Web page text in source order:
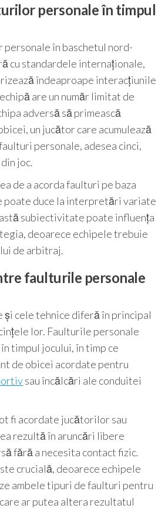
personale în timpul
în baschetul nord-
cu standardele internaționale,
îndeaproape interacțiunile
are un număr limitat de
adversă să primească
un jucător care acumulează
personale, adesea cinci,
joc.
de a acorda faulturi pe baza
poate duce la interpretări variate
subiectivitate poate influența
deoarece echipele trebuie
de arbitraj.
faulturile personale
și cele tehnice diferă în principal
lor. Faulturile personale
timpul jocului, în timp ce
de obicei acordate pentru
sau încălcări ale conduitei
fi acordate jucătorilor sau
rezultă în aruncări libere
fără a necesita contact fizic.
crucială, deoarece echipele
ambele tipuri de faulturi pentru
ar putea altera rezultatul